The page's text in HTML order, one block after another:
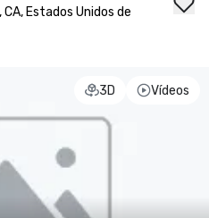
Estados Unidos de
3D Vídeos